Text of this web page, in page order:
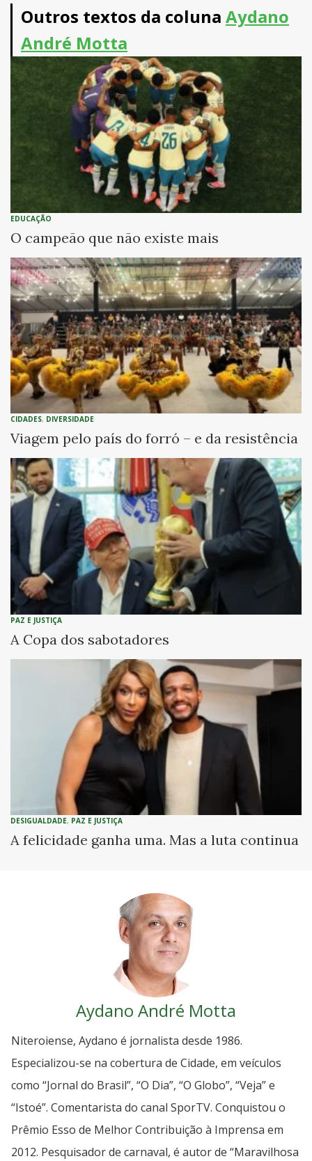
Outros textos da coluna Aydano
André Motta
EDUCAÇÃO
O campeão que não existe mais
CIDADES, DIVERSIDADE
Viagem pelo país do forró – e da resistência
PAZ E JUSTIÇA
A Copa dos sabotadores
DESIGUALDADE, PAZ E JUSTIÇA
A felicidade ganha uma. Mas a luta continua
Aydano André Motta
Niteroiense, Aydano é jornalista desde 1986.
Especializou-se na cobertura de Cidade, em veículos
como “Jornal do Brasil”, “O Dia”, “O Globo”, “Veja” e
“Istoé”. Comentarista do canal SporTV. Conquistou o
Prêmio Esso de Melhor Contribuição à Imprensa em
2012. Pesquisador de carnaval, é autor de “Maravilhosa